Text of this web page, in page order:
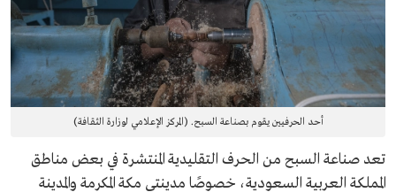
أحد الحرفيين يقوم بصناعة السبح. (المركز الإعلامي لوزارة الثقافة)
تعد صناعة السبح من الحرف التقليدية المنتشرة في بعض مناطق
المملكة العربية السعودية، خصوصًا مدينتي مكة المكرمة والمدينة